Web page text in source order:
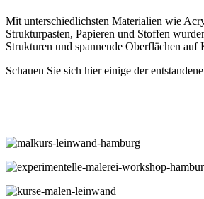
Mit unterschiedlichsten Materialien wie
Strukturpasten, Papieren und Stoffen
Strukturen und spannende Oberflächen auf
Schauen Sie sich hier einige der